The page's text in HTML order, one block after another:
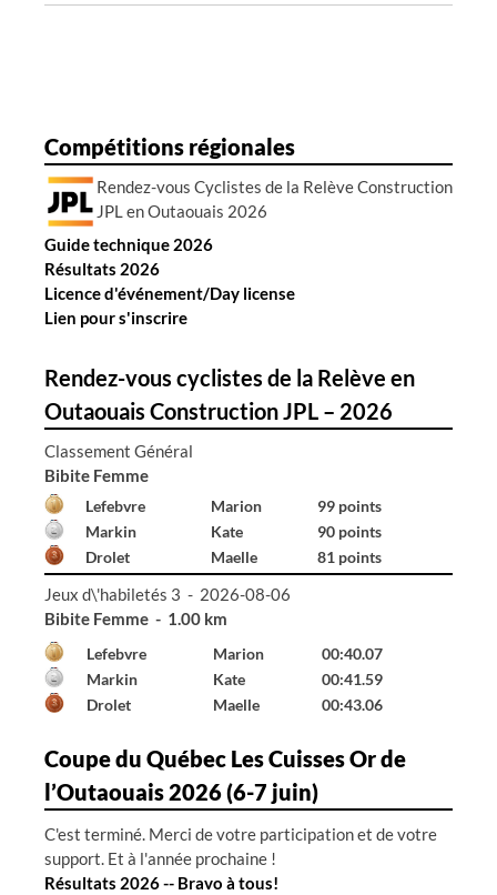
e
t
i
l
e
s
Compétitions régionales
Rendez-vous Cyclistes de la Relève Construction
JPL en Outaouais 2026
Guide technique 2026
Résultats 2026
Licence d'événement/Day license
Lien pour s'inscrire
Rendez-vous cyclistes de la Relève en
Outaouais Construction JPL – 2026
Classement Général
Bibite Homme
Declerck Émile
99 points
Hall
Gabriel
96 points
Renaud
Émile 52 points
Jeux d\'habiletés 3 - 2026-08-06
Bibite Femme - 1.00 km
Lefebvre Marion
00:40.07
Markin
Kate
00:41.59
Drolet
Maelle 00:43.06
Coupe du Québec Les Cuisses Or de
l’Outaouais 2026 (6-7 juin)
C'est terminé. Merci de votre participation et de votre
support. Et à l'année prochaine !
Résultats 2026 -- Bravo à tous!